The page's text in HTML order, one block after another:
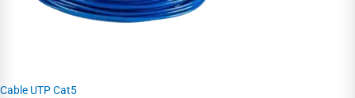
Cable UTP Cat5